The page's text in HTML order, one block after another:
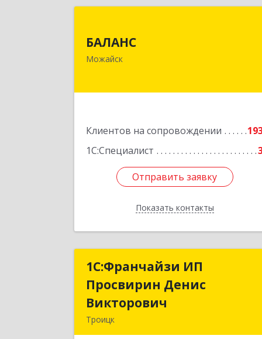
БАЛАНС
Можайск
Клиентов на сопровождении
1С:Специалист
Отправить заявку
Показать контакты
Отправить заявку
Назад
1C:Франчайзи ИП
Просвирин Денис
Викторович
Троицк
1C:Франчайзи ИП
Просвирин Денис